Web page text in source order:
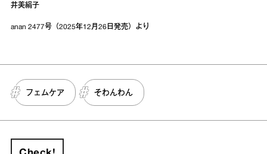
井美絹子
anan 2477号（2025年12月26日発売）より
フェムケア そわんわん